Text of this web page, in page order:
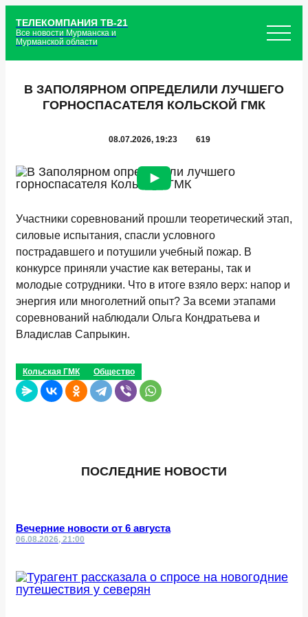
ТЕЛЕКОМПАНИЯ ТВ-21
Все новости Мурманска и
Мурманской области
В ЗАПОЛЯРНОМ ОПРЕДЕЛИЛИ ЛУЧШЕГО
ГОРНОСПАСАТЕЛЯ КОЛЬСКОЙ ГМК
08.07.2026, 19:23 619
Участники соревнований прошли теоретический этап,
силовые испытания, спасли условного
пострадавшего и потушили учебный пожар. В
конкурсе приняли участие как ветераны, так и
молодые сотрудники. Что в итоге взяло верх: напор и
энергия или многолетний опыт? За всеми этапами
соревнований наблюдали Ольга Кондратьева и
Владислав Сапрыкин.
Кольская ГМК Общество
ПОСЛЕДНИЕ НОВОСТИ
Вечерние новости от 6 августа
06.08.2026, 21:00